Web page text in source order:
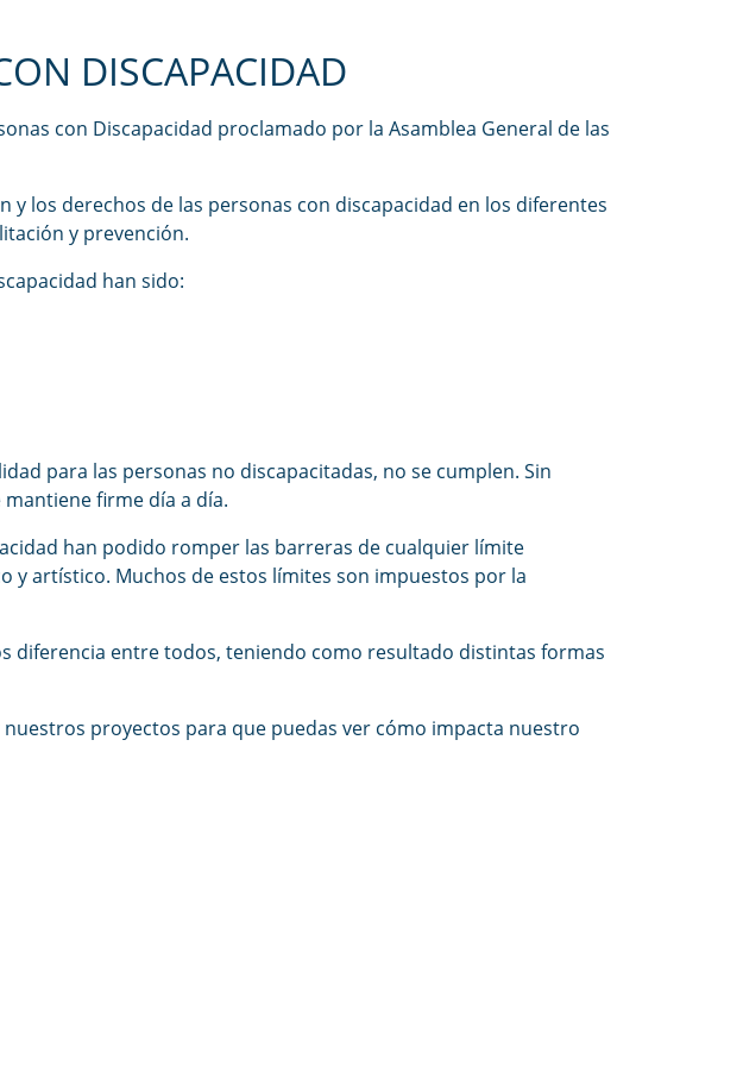
DISCAPACIDAD
con Discapacidad proclamado por la Asamblea General de las
los derechos de las personas con discapacidad en los diferentes
y prevención.
han sido:
para las personas no discapacitadas, no se cumplen. Sin
firme día a día.
han podido romper las barreras de cualquier límite
y artístico. Muchos de estos límites son impuestos por la
diferencia entre todos, teniendo como resultado distintas formas
proyectos para que puedas ver cómo impacta nuestro